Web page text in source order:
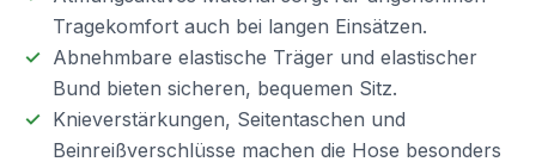
Tragekomfort auch bei langen Einsätzen.
Abnehmbare elastische Träger und elastischer
Bund bieten sicheren, bequemen Sitz.
Knieverstärkungen, Seitentaschen und
Beinreißverschlüsse machen die Hose besonders